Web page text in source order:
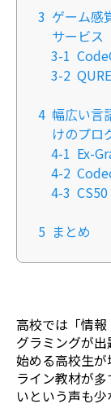
3 ゲーム感
サービス
3-1
3-2
4 幅広い言
けのプロ
4-1 Ex-
4-2
4-3 CS50
5 まとめ
高校では「情
グラミングが
始める高校生が
ライン教材が
いという声も少